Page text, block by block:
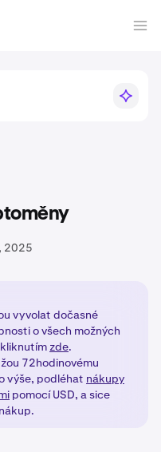
2025
vyvolat dočasné
o všech možných
zde.
72hodinovému
výše, podléhat nákupy
pomocí USD, a sice